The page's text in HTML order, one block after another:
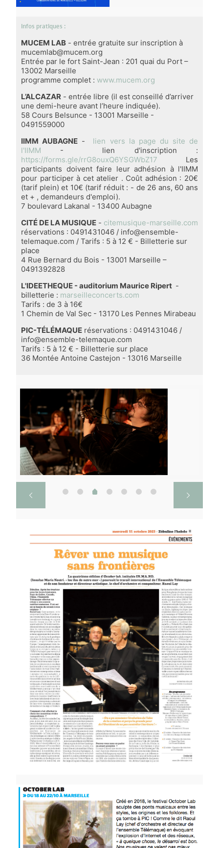
Infos pratiques :
MUCEM LAB - entrée gratuite sur inscription à
mucemlab@mucem.org
Entrée par le fort Saint-Jean : 201 quai du Port –
13002 Marseille
programme complet : www.mucem.org
L’ALCAZAR - entrée libre (il est conseillé d’arriver
une demi-heure avant l’heure indiquée).
58 Cours Belsunce - 13001 Marseille -
0491559000
IIMM AUBAGNE - lien vers la page du site de
l'IIMM - lien d'inscription :
https://forms.gle/rrG8ouxQ6YSGWbZ17 Les
participants doivent faire leur adhésion à l'IIMM
pour participer à cet atelier . Coût adhésion : 20€
(tarif plein) et 10€ (tarif réduit : - de 26 ans, 60 ans
et + , demandeurs d'emploi).
7 boulevard Lakanal - 13400 Aubagne
CITÉ DE LA MUSIQUE - citemusique-marseille.com
réservations : 0491431046 / info@ensemble-
telemaque.com / Tarifs : 5 à 12 € - Billetterie sur
place
4 Rue Bernard du Bois - 13001 Marseille –
0491392828
L'IDEETHEQUE - auditorium Maurice Ripert -
billetterie : marseilleconcerts.com
Tarifs : de 3 à 16€
1 Chemin de Val Sec - 13170 Les Pennes Mirabeau
PIC-TÉLÉMAQUE réservations : 0491431046 /
info@ensemble-telemaque.com
Tarifs : 5 à 12 € - Billetterie sur place
36 Montée Antoine Castejon - 13016 Marseille